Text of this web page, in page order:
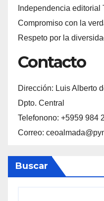
Independencia
Compromiso con la
Respeto por la
Contacto
Dirección: Luis Alberto
Dpto. Central
Telefonono: +5959 984
Correo:
Buscar